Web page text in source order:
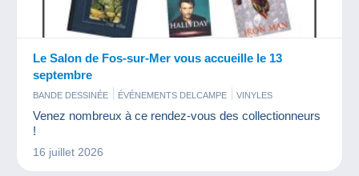
Le Salon de Fos-sur-Mer vous accueille le 13
septembre
BANDE DESSINÉE ÉVÉNEMENTS DELCAMPE VINYLES
Venez nombreux à ce rendez-vous des collectionneurs
!
16 juillet 2026